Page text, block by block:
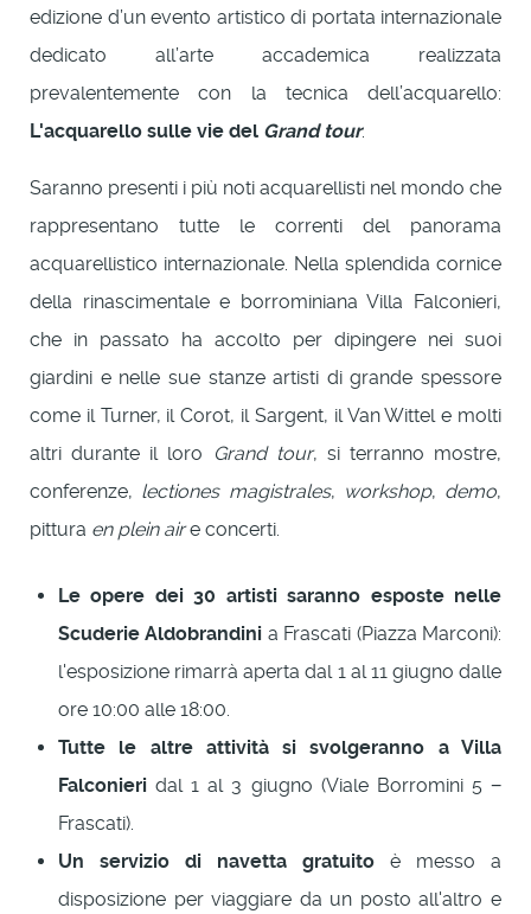
edizione d’un evento artistico di portata internazionale
dedicato all’arte accademica realizzata
prevalentemente con la tecnica dell’acquarello:
L'acquarello sulle vie del Grand tour.
Saranno presenti i più noti acquarellisti nel mondo che
rappresentano tutte le correnti del panorama
acquarellistico internazionale. Nella splendida cornice
della rinascimentale e borrominiana Villa Falconieri,
che in passato ha accolto per dipingere nei suoi
giardini e nelle sue stanze artisti di grande spessore
come il Turner, il Corot, il Sargent, il Van Wittel e molti
altri durante il loro
Grand tour, si terranno mostre,
conferenze, lectiones magistrales, workshop, demo,
pittura en plein aire concerti.
Le opere dei 30 artisti saranno esposte nelle
Scuderie Aldobrandini a Frascati (Piazza Marconi):
l'esposizione rimarrà aperta dal 1 al 11 giugno dalle
ore 10:00 alle 18:00.
Tutte le altre attività si svolgeranno a Villa
Falconieri dal 1 al 3 giugno (Viale Borromini 5 −
Frascati).
Un servizio di navetta gratuito è messo a
disposizione per viaggiare da un posto all'altro e